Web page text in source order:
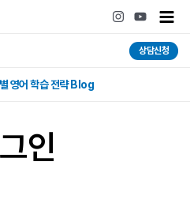
Main
상담신청
영어 학습 전략 Blog
인